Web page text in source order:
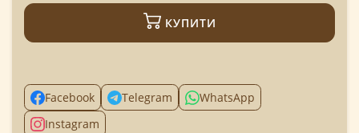
КУПИТИ
Facebook Telegram
WhatsApp
Instagram